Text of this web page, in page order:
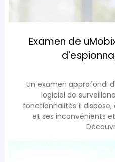
Examen de
Un examen approfondi
logiciel de
fonctionnalités il
et ses inconvénients